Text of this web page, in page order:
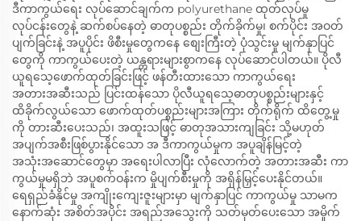
ဒီကာကွယ်ရေး လုပ်ဆောင်ချက်က polyurethane ထုတ်လုပ်မှု
လုပ်ငန်းတွေနဲ့ ဆက်စပ်နေတဲ့ ဓာတုပစ္စည်း တိုက်ခိုက်မှု၊ စက်ပိုင်း အဝတ်
ပျက်ခြင်းနဲ့ အပူပိုင်း ဖိစီးမှုတွေကနေ စျေးကြီးတဲ့ ပုံသွင်းမှု မျက်နှာပြင်
တွေကို ကာကွယ်ပေးတဲ့ ယန္တရားများစွာကနေ လုပ်ဆောင်ပါတယ်။ ပိုလီ
ယူရသေ့ဖောက်ထုတ်ခြင်းဖြင့် ဖန်တီးထားသော ကာကွယ်ရေး
အတားအဆီးသည် ပြင်းထန်သော ပိုလီယူရသေ့ဓာတုပစ္စည်းများနှင့်
ထိခိုက်လွယ်သော ဖောက်ထုတ်ပစ္စည်းများအကြား တိုက်ရိုက် ထိတွေ့မှု
ကို တားဆီးပေးသည်၊ အထူးသဖြင့် ဓာတုအသားကျခြင်း သို့မဟုတ်
အပျက်အစီးဖြစ်ပွားနိုင်သော အ ဒီကာကွယ်မှုက အပူချိန်မြင့်တဲ့
အသုံးအဆောင်တွေမှာ အရေးပါလာပြီး လုံလောက်တဲ့ အတားအဆီး ကာ
ကွယ်မှုမရှိဘဲ အပူစက်ဝန်းက မှိုပျက်စီးမှုကို အရှိန်မြှင့်ပေးနိုင်တယ်။
ရေရှည်ခံနိုင်မှု အကျိုးကျေးဇူးများမှာ မျက်နှာပြင် ကာကွယ်မှု သာမက
နောက်ဆုံး အစိတ်အပိုင်း အရည်အသွေးကို သတ်မှတ်ပေးသော အမှိုက်